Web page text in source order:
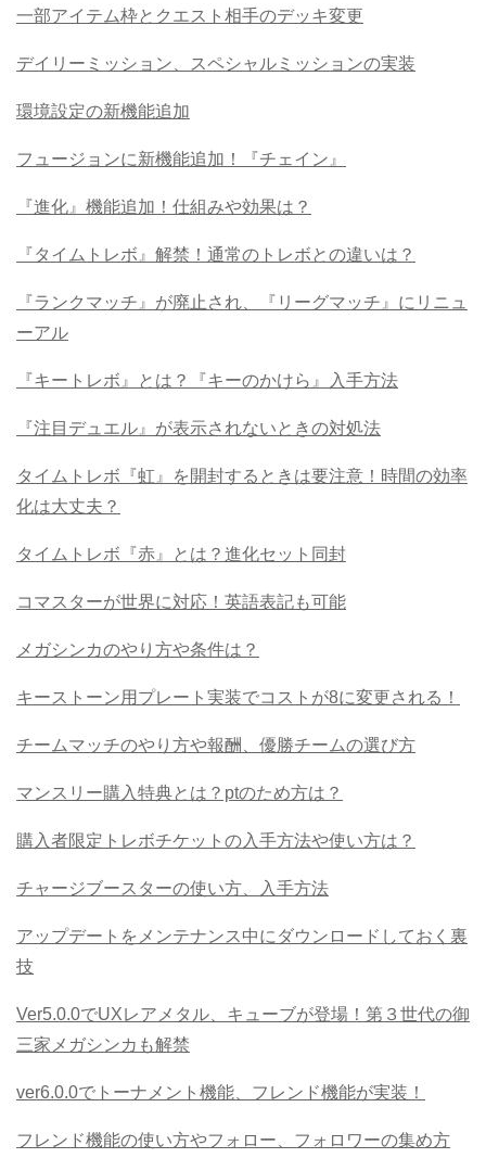
一部アイテム枠とクエスト相手のデッキ変更
デイリーミッション、スペシャルミッションの実装
環境設定の新機能追加
フュージョンに新機能追加！『チェイン』
『進化』機能追加！仕組みや効果は？
『タイムトレボ』解禁！通常のトレボとの違いは？
『ランクマッチ』が廃止され、『リーグマッチ』にリニュ
ーアル
『キートレボ』とは？『キーのかけら』入手方法
『注目デュエル』が表示されないときの対処法
タイムトレボ『虹』を開封するときは要注意！時間の効率
化は大丈夫？
タイムトレボ『赤』とは？進化セット同封
コマスターが世界に対応！英語表記も可能
メガシンカのやり方や条件は？
キーストーン用プレート実装でコストが8に変更される！
チームマッチのやり方や報酬、優勝チームの選び方
マンスリー購入特典とは？ptのため方は？
購入者限定トレボチケットの入手方法や使い方は？
チャージブースターの使い方、入手方法
アップデートをメンテナンス中にダウンロードしておく裏
技
Ver5.0.0でUXレアメタル、キューブが登場！第３世代の御
三家メガシンカも解禁
ver6.0.0でトーナメント機能、フレンド機能が実装！
フレンド機能の使い方やフォロー、フォロワーの集め方